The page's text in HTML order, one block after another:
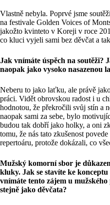
Vlastně nebyla. Poprvé jsme
na festivale Golden Voices of
jakožto kvinteto v Koreji v roce
co kluci vyjeli sami bez děvčat a
Jak vnímáte úspěch na soutěži?
naopak jako vysoko nasazenou
Neberu to jako laťku, ale právě
práci. Vidět obrovskou radost i u
hodnotou, že překročili svůj stín a
naopak sami za sebe, bylo
budou tak dobří jako holky, a oni
tomu, že nás tato zkušenost
repertoáru, protože dokázali, co
Mužský komorní sbor je
kluky. Jak se stavíte ke
vnímáte tento zájem u
stejně jako děvčata?